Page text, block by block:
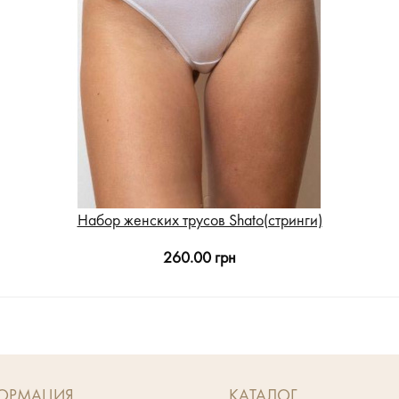
Набор женских трусов Shato(стринги)
260.00 грн